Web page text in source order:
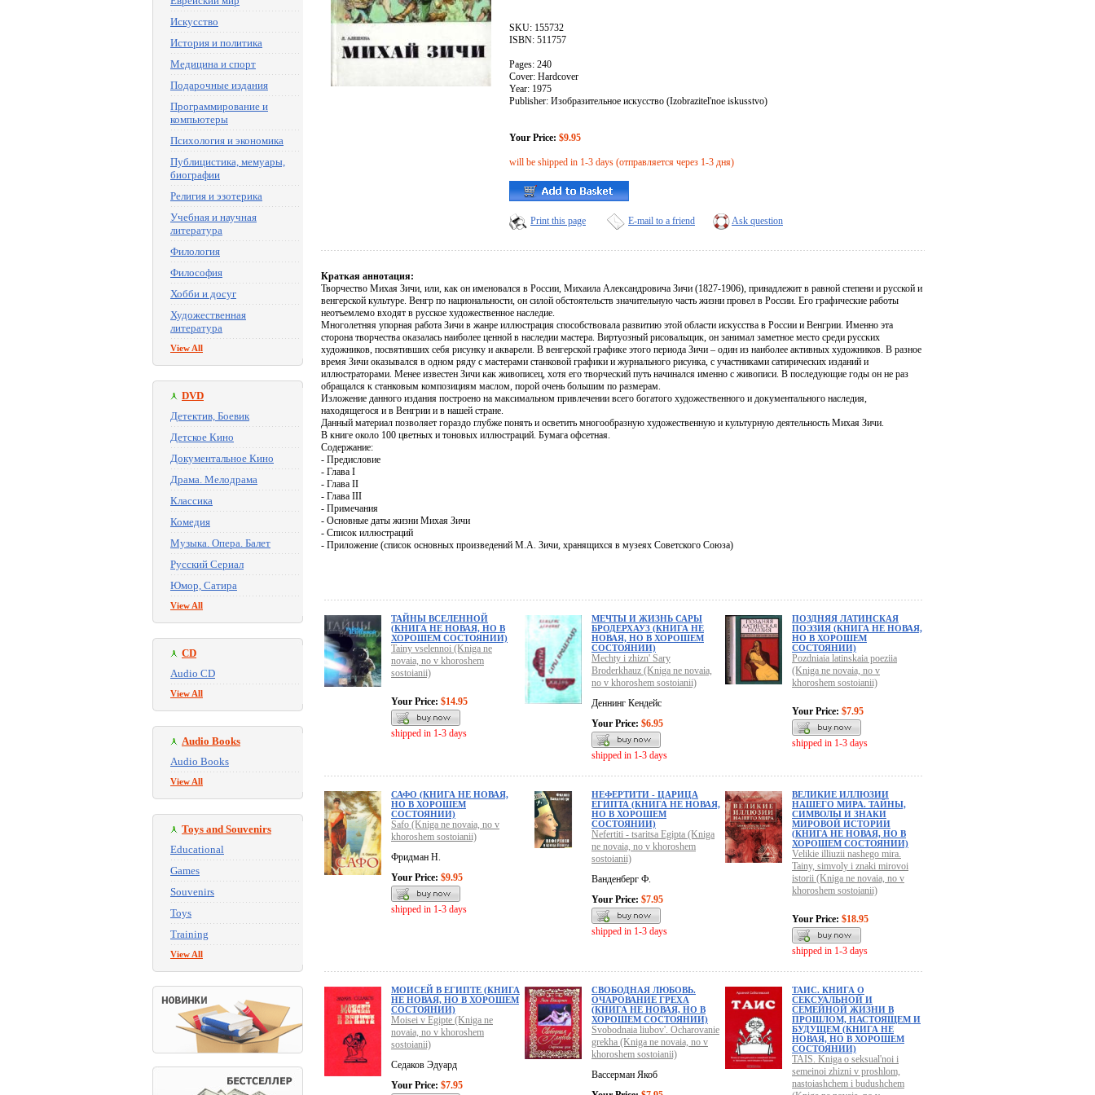
Искусство
История и политика
Медицина и спорт
Подарочные издания
Программирование и
компьютеры
Психология и экономика
Публицистика, мемуары,
биографии
Религия и эзотерика
Учебная и научная
литература
Филология
Философия
Хобби и досуг
Художественная
литература
View All
DVD
Детектив, Боевик
Детское Кино
Документальное Кино
Драма. Мелодрама
Классика
Комедия
Музыка. Опера. Балет
Русский Сериал
Юмор, Сатира
View All
CD
Audio CD
View All
Audio Books
Audio Books
View All
Toys and Souvenirs
Educational
Games
Souvenirs
Toys
Training
View All
SKU: 155732
ISBN: 511757
Pages: 240
Cover: Hardcover
Year: 1975
Publisher: Изобразительное искусство (Izobrazitel'noe iskusstvo)
Your Price: $9.95
will be shipped in 1-3 days (отправляется через 1-3 дня)
Print this page E-mail to a friend Ask question
Краткая аннотация:
Творчество Михая Зичи, или, как он именовался в России, Михаила Александровича Зичи (1827-1906), принадлежит в равной степени и русской и
венгерской культуре. Венгр по национальности, он силой обстоятельств значительную часть жизни провел в России. Его графические работы
неотъемлемо входят в русское художественное наследие.
Многолетняя упорная работа Зичи в жанре иллюстрация способствовала развитию этой области искусства в России и Венгрии. Именно эта
сторона творчества оказалась наиболее ценной в наследии мастера. Виртуозный рисовальщик, он занимал заметное место среди русских
художников, посвятивших себя рисунку и акварели. В венгерской графике этого периода Зичи – один из наиболее активных художников. В разное
время Зичи оказывался в одном ряду с мастерами станковой графики и журнального рисунка, с участниками сатирических изданий и
иллюстраторами. Менее известен Зичи как живописец, хотя его творческий путь начинался именно с живописи. В последующие годы он не раз
обращался к станковым композициям маслом, порой очень большим по размерам.
Изложение данного издания построено на максимальном привлечении всего богатого художественного и документального наследия,
находящегося и в Венгрии и в нашей стране.
Данный материал позволяет гораздо глубже понять и осветить многообразную художественную и культурную деятельность Михая Зичи.
В книге около 100 цветных и тоновых иллюстраций. Бумага офсетная.
Содержание:
- Предисловие
- Глава I
- Глава II
- Глава III
- Примечания
- Основные даты жизни Михая Зичи
- Список иллюстраций
- Приложение (список основных произведений М.А. Зичи, хранящихся в музеях Советского Союза)
ТАЙНЫ ВСЕЛЕННОЙ
(КНИГА НЕ НОВАЯ, НО В
ХОРОШЕМ СОСТОЯНИИ)
Tainy vselennoi (Kniga ne
novaia, no v khoroshem
sostoianii)
Your Price: $14.95
shipped in 1-3 days
МЕЧТЫ И ЖИЗНЬ САРЫ
БРОДЕРХАУЗ (КНИГА НЕ
НОВАЯ, НО В ХОРОШЕМ
СОСТОЯНИИ)
Mechty i zhizn' Sary
Broderkhauz (Kniga ne novaia,
no v khoroshem sostoianii)
Деннинг Кендейс
Your Price: $6.95
shipped in 1-3 days
ПОЗДНЯЯ ЛАТИНСКАЯ
ПОЭЗИЯ (КНИГА НЕ НОВАЯ,
НО В ХОРОШЕМ
СОСТОЯНИИ)
Pozdniaia latinskaia poeziia
(Kniga ne novaia, no v
khoroshem sostoianii)
Your Price: $7.95
shipped in 1-3 days
САФО (КНИГА НЕ НОВАЯ,
НО В ХОРОШЕМ
СОСТОЯНИИ)
Safo (Kniga ne novaia, no v
khoroshem sostoianii)
Фридман Н.
Your Price: $9.95
shipped in 1-3 days
НЕФЕРТИТИ - ЦАРИЦА
ЕГИПТА (КНИГА НЕ НОВАЯ,
НО В ХОРОШЕМ
СОСТОЯНИИ)
Nefertiti - tsaritsa Egipta (Kniga
ne novaia, no v khoroshem
sostoianii)
Ванденберг Ф.
Your Price: $7.95
shipped in 1-3 days
ВЕЛИКИЕ ИЛЛЮЗИИ
НАШЕГО МИРА. ТАЙНЫ,
СИМВОЛЫ И ЗНАКИ
МИРОВОЙ ИСТОРИИ
(КНИГА НЕ НОВАЯ, НО В
ХОРОШЕМ СОСТОЯНИИ)
Velikie illiuzii nashego mira.
Tainy, simvoly i znaki mirovoi
istorii (Kniga ne novaia, no v
khoroshem sostoianii)
Your Price: $18.95
shipped in 1-3 days
МОИСЕЙ В ЕГИПТЕ (КНИГА
НЕ НОВАЯ, НО В ХОРОШЕМ
СОСТОЯНИИ)
Moisei v Egipte (Kniga ne
novaia, no v khoroshem
sostoianii)
Седаков Эдуард
Your Price: $7.95
СВОБОДНАЯ ЛЮБОВЬ.
ОЧАРОВАНИЕ ГРЕХА
(КНИГА НЕ НОВАЯ, НО В
ХОРОШЕМ СОСТОЯНИИ)
Svobodnaia liubov'. Ocharovanie
grekha (Kniga ne novaia, no v
khoroshem sostoianii)
Вассерман Якоб
ТАИС. КНИГА О
СЕКСУАЛЬНОЙ И
СЕМЕЙНОЙ ЖИЗНИ В
ПРОШЛОМ, НАСТОЯЩЕМ И
БУДУЩЕМ (КНИГА НЕ
НОВАЯ, НО В ХОРОШЕМ
СОСТОЯНИИ)
TAIS. Kniga o seksual'noi i
semeinoi zhizni v proshlom,
nastoiashchem i budushchem